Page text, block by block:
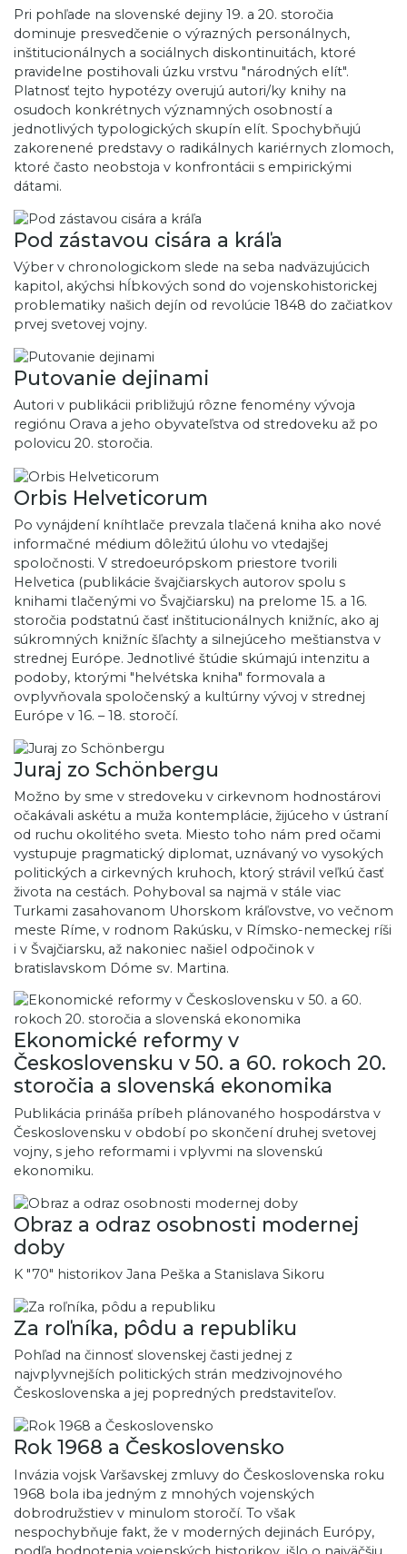
Pri pohľade na slovenské dejiny 19. a 20. storočia
dominuje presvedčenie o výrazných personálnych,
inštitucionálnych a sociálnych diskontinuitách, ktoré
pravidelne postihovali úzku vrstvu "národných elít".
Platnosť tejto hypotézy overujú autori/ky knihy na
osudoch konkrétnych významných osobností a
jednotlivých typologických skupín elít. Spochybňujú
zakorenené predstavy o radikálnych kariérnych zlomoch,
ktoré často neobstoja v konfrontácii s empirickými
dátami.
Pod zástavou cisára a kráľa
Výber v chronologickom slede na seba nadväzujúcich
kapitol, akýchsi hĺbkových sond do vojenskohistorickej
problematiky našich dejín od revolúcie 1848 do začiatkov
prvej svetovej vojny.
Putovanie dejinami
Autori v publikácii približujú rôzne fenomény vývoja
regiónu Orava a jeho obyvateľstva od stredoveku až po
polovicu 20. storočia.
Orbis Helveticorum
Po vynájdení kníhtlače prevzala tlačená kniha ako nové
informačné médium dôležitú úlohu vo vtedajšej
spoločnosti. V stredoeurópskom priestore tvorili
Helvetica (publikácie švajčiarskych autorov spolu s
knihami tlačenými vo Švajčiarsku) na prelome 15. a 16.
storočia podstatnú časť inštitucionálnych knižníc, ako aj
súkromných knižníc šľachty a silnejúceho meštianstva v
strednej Európe. Jednotlivé štúdie skúmajú intenzitu a
podoby, ktorými "helvétska kniha" formovala a
ovplyvňovala spoločenský a kultúrny vývoj v strednej
Európe v 16. – 18. storočí.
Juraj zo Schönbergu
Možno by sme v stredoveku v cirkevnom hodnostárovi
očakávali askétu a muža kontemplácie, žijúceho v ústraní
od ruchu okolitého sveta. Miesto toho nám pred očami
vystupuje pragmatický diplomat, uznávaný vo vysokých
politických a cirkevných kruhoch, ktorý strávil veľkú časť
života na cestách. Pohyboval sa najmä v stále viac
Turkami zasahovanom Uhorskom kráľovstve, vo večnom
meste Ríme, v rodnom Rakúsku, v Rímsko-nemeckej ríši
i v Švajčiarsku, až nakoniec našiel odpočinok v
bratislavskom Dóme sv. Martina.
Ekonomické reformy v
Československu v 50. a 60. rokoch 20.
storočia a slovenská ekonomika
Publikácia prináša príbeh plánovaného hospodárstva v
Československu v období po skončení druhej svetovej
vojny, s jeho reformami i vplyvmi na slovenskú
ekonomiku.
Obraz a odraz osobnosti modernej
doby
K "70" historikov Jana Peška a Stanislava Sikoru
Za roľníka, pôdu a republiku
Pohľad na činnosť slovenskej časti jednej z
najvplyvnejších politických strán medzivojnového
Československa a jej popredných predstaviteľov.
Rok 1968 a Československo
Invázia vojsk Varšavskej zmluvy do Československa roku
1968 bola iba jedným z mnohých vojenských
dobrodružstiev v minulom storočí. To však
nespochybňuje fakt, že v moderných dejinách Európy,